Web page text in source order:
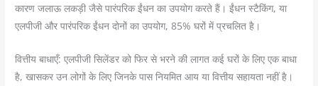
कारण जलाऊ लकड़ी जैसे पारंपरिक ईंधन का उपयोग करते हैं। ईंधन स्टैकिंग, या
एलपीजी और पारंपरिक ईंधन दोनों का उपयोग, 85% घरों में प्रचलित है।
वित्तीय बाधाएँ: एलपीजी सिलेंडर को फिर से भरने की लागत कई घरों के लिए एक बाधा
है, खासकर उन लोगों के लिए जिनके पास नियमित आय या वित्तीय सहायता नहीं है।